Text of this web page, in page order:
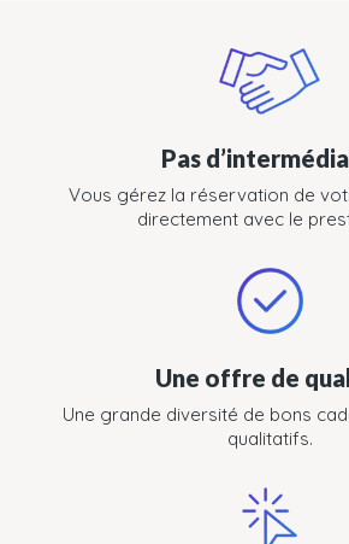
Pas
Vous gérez la réservation de
directement avec le
Une offre de
Une grande diversité de bons
qualitatifs.